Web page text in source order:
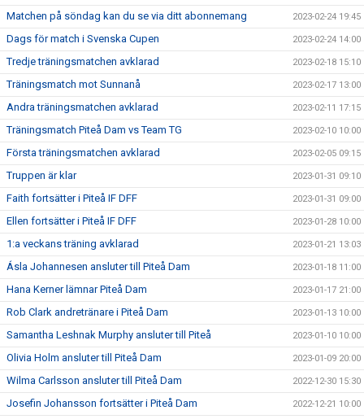
Matchen på söndag kan du se via ditt abonnemang 2023-02-24 19:45
Dags för match i Svenska Cupen 2023-02-24 14:00
Tredje träningsmatchen avklarad 2023-02-18 15:10
Träningsmatch mot Sunnanå 2023-02-17 13:00
Andra träningsmatchen avklarad 2023-02-11 17:15
Träningsmatch Piteå Dam vs Team TG 2023-02-10 10:00
Första träningsmatchen avklarad 2023-02-05 09:15
Truppen är klar 2023-01-31 09:10
Faith fortsätter i Piteå IF DFF 2023-01-31 09:00
Ellen fortsätter i Piteå IF DFF 2023-01-28 10:00
1:a veckans träning avklarad 2023-01-21 13:03
Ásla Johannesen ansluter till Piteå Dam 2023-01-18 11:00
Hana Kerner lämnar Piteå Dam 2023-01-17 21:00
Rob Clark andretränare i Piteå Dam 2023-01-13 10:00
Samantha Leshnak Murphy ansluter till Piteå 2023-01-10 10:00
Olivia Holm ansluter till Piteå Dam 2023-01-09 20:00
Wilma Carlsson ansluter till Piteå Dam 2022-12-30 15:30
Josefin Johansson fortsätter i Piteå Dam 2022-12-21 10:00